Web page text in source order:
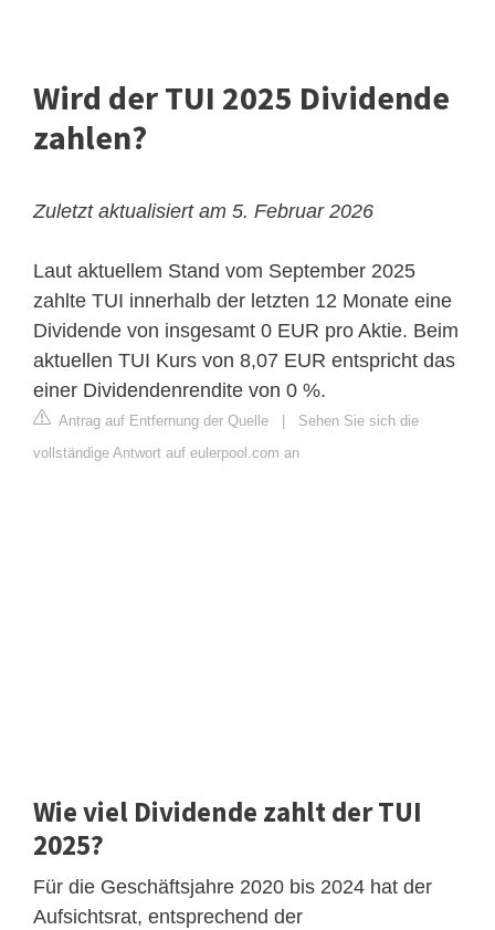
Wird der TUI 2025 Dividende
zahlen?
Zuletzt aktualisiert am 5. Februar 2026
Laut aktuellem Stand vom September 2025
zahlte TUI innerhalb der letzten 12 Monate eine
Dividende von insgesamt 0 EUR pro Aktie. Beim
aktuellen TUI Kurs von 8,07 EUR entspricht das
einer Dividendenrendite von 0 %.
Antrag auf Entfernung der Quelle
Sehen Sie sich die
vollständige Antwort auf eulerpool.com an
Wie viel Dividende zahlt der TUI
2025?
Für die Geschäftsjahre 2020 bis 2024 hat der
Aufsichtsrat, entsprechend der